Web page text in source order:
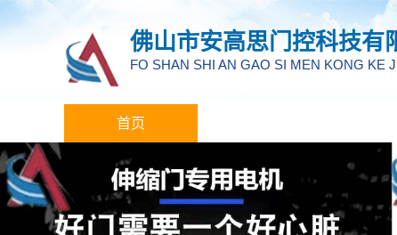
佛山市安高思门控科技有
FO SHAN SHI AN GAO SI MEN KONG KE
首页